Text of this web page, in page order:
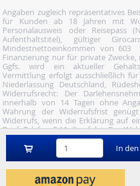
In
Angaben zugleich repräsentatives
für Kunden ab 18 Jahren mit
Personalausweis oder Reisepass
Aufenthaltstitel), gültiger
Mindestnettoeinkommen von 603 
Finanzierung nur für private
Ggfs. wird ein aktueller
Vermittlung erfolgt ausschließlich
Niederlassung Deutschland,
Widerrufsrecht: Der
innerhalb von 14 Tagen ohne
Wahrung der Widerrufsfrist
Widerrufs, wenn die Erklärung auf
Brief, Telefax, E-Mail) erfolgt. Der
S.A. Niederlassung Deutschland,
03/34 69 54-09; Tel.: 02
widerruf@consorsfinanz.de).
Nutze unser Midnight-Shopping
Genauere Infos findest du